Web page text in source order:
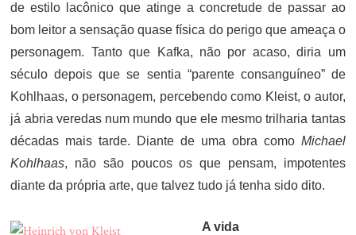
de estilo lacônico que atinge a concretude de passar ao
bom leitor a sensação quase física do perigo que ameaça o
personagem. Tanto que Kafka, não por acaso, diria um
século depois que se sentia “parente consanguíneo” de
Kohlhaas, o personagem, percebendo como Kleist, o autor,
já abria veredas num mundo que ele mesmo trilharia tantas
décadas mais tarde. Diante de uma obra como Michael
Kohlhaas, não são poucos os que pensam, impotentes
diante da própria arte, que talvez tudo já tenha sido dito.
A vida